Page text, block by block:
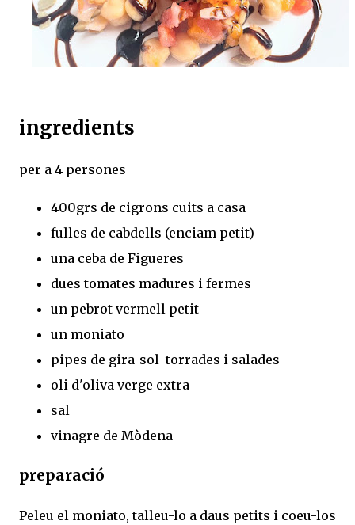
ingredients
per a 4 persones
400grs de cigrons cuits a casa
fulles de cabdells (enciam petit)
una ceba de Figueres
dues tomates madures i fermes
un pebrot vermell petit
un moniato
pipes de gira-sol torrades i salades
oli d'oliva verge extra
sal
vinagre de Mòdena
preparació
Peleu el moniato, talleu-lo a daus petits i coeu-los